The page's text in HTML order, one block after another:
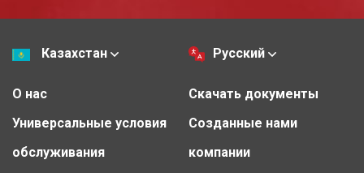
Казахстан Русский
О нас
Универсальные условия
обслуживания
Скачать документы
Созданные нами
компании